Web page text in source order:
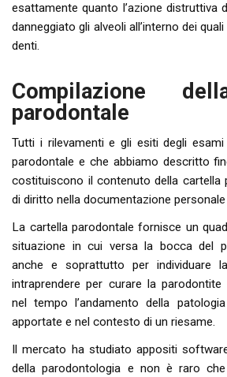
esattamente quanto l’azione distruttiva
danneggiato gli alveoli all’interno dei
denti.
Compilazione
parodontale
Tutti i rilevamenti e gli esiti degli
parodontale e che abbiamo descritto
costituiscono il contenuto della cartella
di diritto nella documentazione
La cartella parodontale fornisce un
situazione in cui versa la bocca del
anche e soprattutto per individuare
intraprendere per curare la
nel tempo l’andamento della
apportate e nel contesto di un riesame.
Il mercato ha studiato appositi
della parodontologia e non è raro